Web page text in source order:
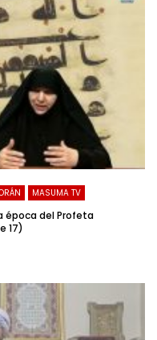
MASUMA TV
época del Profeta
17)